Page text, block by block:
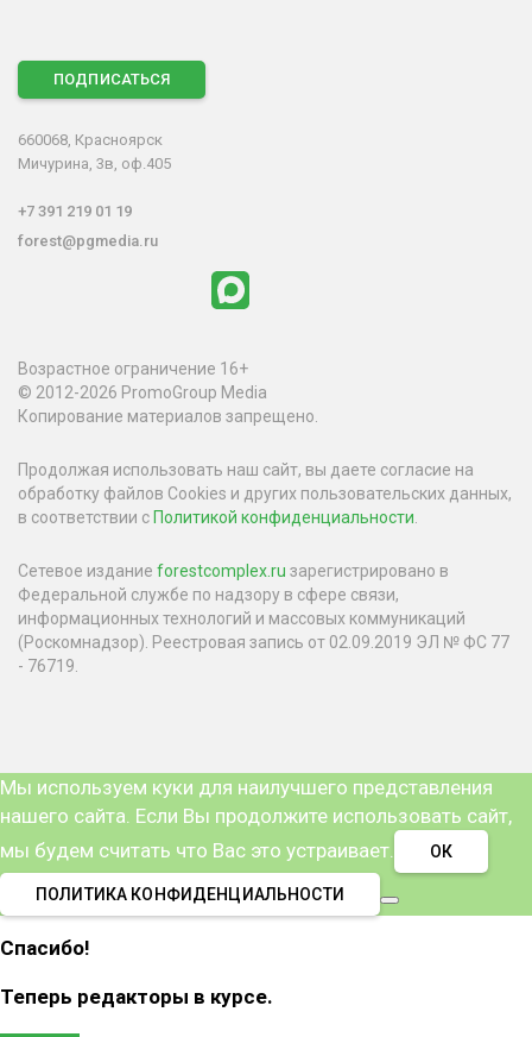
ПОДПИСАТЬСЯ
660068, Красноярск
Мичурина, 3в, оф.405
+7 391 219 01 19
forest@pgmedia.ru
Возрастное ограничение 16+
© 2012-2026 PromoGroup Media
Копирование материалов запрещено.
Продолжая использовать наш сайт, вы даете согласие на
обработку файлов Cookies и других пользовательских данных,
в соответствии с Политикой конфиденциальности.
Сетевое издание forestcomplex.ru зарегистрировано в
Федеральной службе по надзору в сфере связи,
информационных технологий и массовых коммуникаций
(Роскомнадзор). Реестровая запись от 02.09.2019 ЭЛ № ФС 77
- 76719.
Мы используем куки для наилучшего представления
нашего сайта. Если Вы продолжите использовать сайт,
мы будем считать что Вас это устраивает.
ОК
ПОЛИТИКА КОНФИДЕНЦИАЛЬНОСТИ
Спасибо!
Теперь редакторы в курсе.